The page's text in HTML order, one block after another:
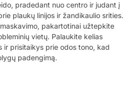
pradedant nuo centro ir judant į
plaukų linijos ir žandikaulio srities.
pakartotinai užtepkite
vietų. Palaukite kelias
ir prisitaikys prie odos tono, kad
padengimą.